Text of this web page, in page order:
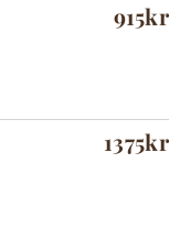
915kr
1375kr